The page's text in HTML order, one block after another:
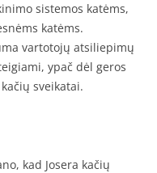
sistemos katėms,
katėms.
vartotojų atsiliepimų
ypač dėl geros
sveikatai.
kad Josera kačių